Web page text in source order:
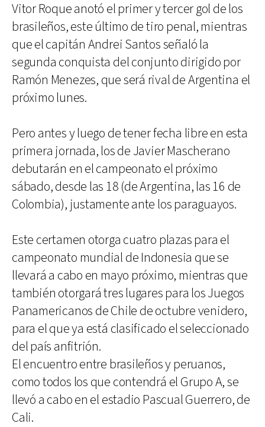
Vitor Roque anotó el primer y tercer gol de los
brasileños, este último de tiro penal, mientras
que el capitán Andrei Santos señaló la
segunda conquista del conjunto dirigido por
Ramón Menezes, que será rival de Argentina el
próximo lunes.
Pero antes y luego de tener fecha libre en esta
primera jornada, los de Javier Mascherano
debutarán en el campeonato el próximo
sábado, desde las 18 (de Argentina, las 16 de
Colombia), justamente ante los paraguayos.
Este certamen otorga cuatro plazas para el
campeonato mundial de Indonesia que se
llevará a cabo en mayo próximo, mientras que
también otorgará tres lugares para los Juegos
Panamericanos de Chile de octubre venidero,
para el que ya está clasificado el seleccionado
del país anfitrión.
El encuentro entre brasileños y peruanos,
como todos los que contendrá el Grupo A, se
llevó a cabo en el estadio Pascual Guerrero, de
Cali.